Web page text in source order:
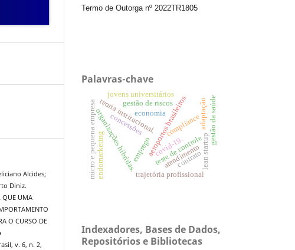
Alcides;
Diniz.
QUE UMA
O CURSO DE
v. 6, n. 2,
Termo de Outorga nº 2022TR1805
Palavras-chave
covid-19.
concessõesaeroportos brasileiros
organizações híbridas.
teoria institucional.
teste de controle
gestão de riscos
compliance
lean startup
micro e pequena empresa adaptaçãogestão da saúde
atendimento
trajetória profissional
jovens universitários
economia
endomarketing emprego contrato
Indexadores, Bases de Dados,
Repositórios e Bibliotecas